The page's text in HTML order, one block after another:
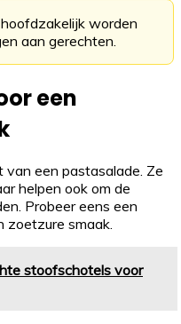
worden
aan gerechten.
een
van een pastasalade. Ze
helpen ook om de
Probeer eens een
zoetzure smaak.
stoofschotels voor